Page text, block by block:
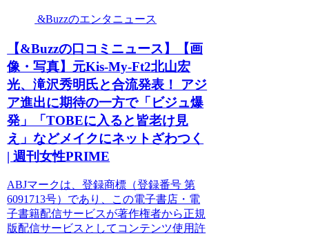
&Buzzのエンタニュース
【&Buzzの口コミニュース】【画
像・写真】元Kis-My-Ft2北山宏
光、滝沢秀明氏と合流発表！ アジ
ア進出に期待の一方で「ビジュ爆
発」「TOBEに入ると皆老け見
え」などメイクにネットざわつく
| 週刊女性PRIME
ABJマークは、登録商標（登録番号 第
6091713号）であり、この電子書店・電
子書籍配信サービスが著作権者から正規
版配信サービスとしてコンテンツ使用許